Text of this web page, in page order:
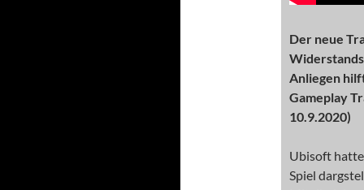
Der neue
Anliegen
Gameplay
10.9.2020)
Ubisoft
Spiel